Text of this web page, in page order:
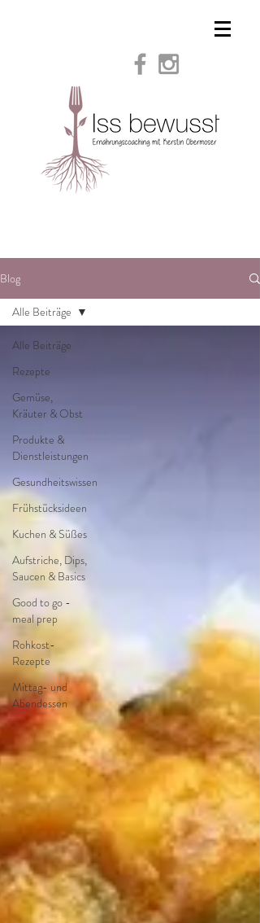
Blog
Alle Beiträge
Rezepte
Gemüse,
Kräuter & Obst
Produkte &
Dienstleistungen
Gesundheitswissen
Frühstücksideen
Kuchen & Süßes
Aufstriche, Dips,
Saucen & Basics
Good to go -
meal prep
Rohkost-
Rezepte
Mittag- und
Abendessen
Alle Beiträge